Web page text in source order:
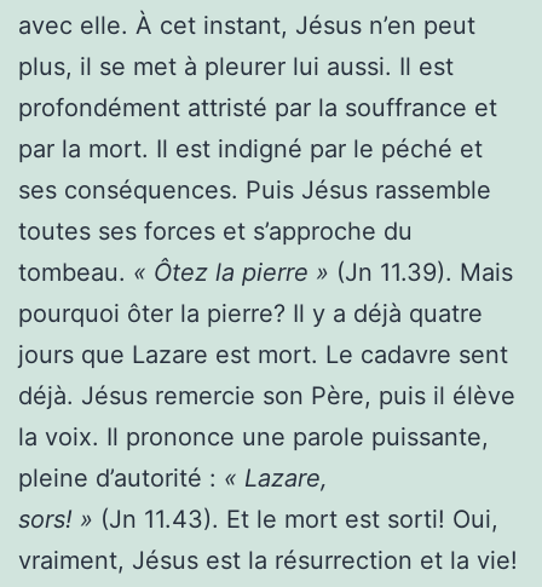
avec elle. À cet instant, Jésus n’en peut
plus, il se met à pleurer lui aussi. Il est
profondément attristé par la souffrance et
par la mort. Il est indigné par le péché et
ses conséquences. Puis Jésus rassemble
toutes ses forces et s’approche du
tombeau. « Ôtez la pierre » (Jn 11.39). Mais
pourquoi ôter la pierre? Il y a déjà quatre
jours que Lazare est mort. Le cadavre sent
déjà. Jésus remercie son Père, puis il élève
la voix. Il prononce une parole puissante,
pleine d’autorité : « Lazare,
sors! » (Jn 11.43). Et le mort est sorti! Oui,
vraiment, Jésus est la résurrection et la vie!